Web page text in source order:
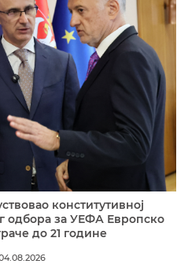
конститутивној
одбора за УЕФА Европско
до 21 године